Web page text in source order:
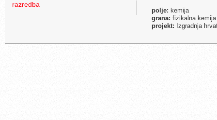
razredba
polje: kemija
grana: fizikalna kemija
projekt: Izgradnja